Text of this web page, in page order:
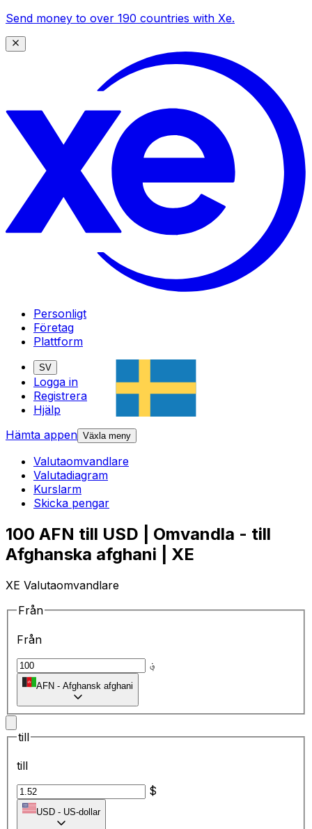
Send money to over 190 countries with Xe.
Personligt
Företag
Plattform
SV
Logga in
Registrera
Hjälp
Hämta appen Växla meny
Valutaomvandlare
Valutadiagram
Kurslarm
Skicka pengar
100 AFN till USD | Omvandla - till
Afghanska afghani | XE
XE Valutaomvandlare
Från
Från
؋
AFN - Afghansk afghani
till
till
$
USD - US-dollar